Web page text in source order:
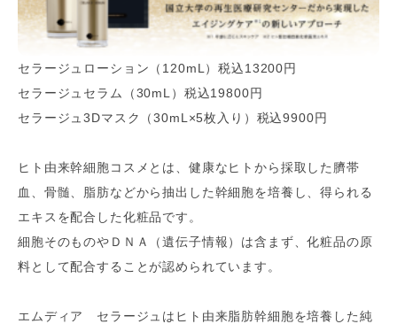
セラージュローション（120mL）税込13200円
セラージュセラム（30mL）税込19800円
セラージュ3Dマスク（30mL×5枚入り）税込9900円
ヒト由来幹細胞コスメとは、健康なヒトから採取した臍帯
血、骨髄、脂肪などから抽出した幹細胞を培養し、得られる
エキスを配合した化粧品です。
細胞そのものやＤＮＡ（遺伝子情報）は含まず、化粧品の原
料として配合することが認められています。
エムディア セラージュはヒト由来脂肪幹細胞を培養した純